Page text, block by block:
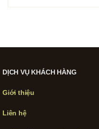
DỊCH VỤ KHÁCH HÀNG
Giới thiệu
Liên hệ